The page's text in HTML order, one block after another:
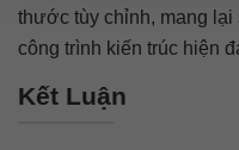
thước tùy chỉnh, mang lại
công trình kiến trúc hiện
Kết Luận